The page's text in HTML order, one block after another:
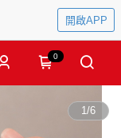
開啟APP
0
1/6